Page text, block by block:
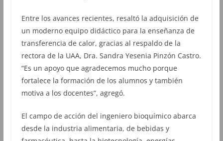
Entre los avances recientes, resaltó la adquisición de
un moderno equipo didáctico para la enseñanza de
transferencia de calor, gracias al respaldo de la
rectora de la UAA, Dra. Sandra Yesenia Pinzón Castro.
“Es un apoyo que agradecemos mucho porque
fortalece la formación de los alumnos y también
motiva a los docentes”, agregó.
El campo de acción del ingeniero bioquímico abarca
desde la industria alimentaria, de bebidas y